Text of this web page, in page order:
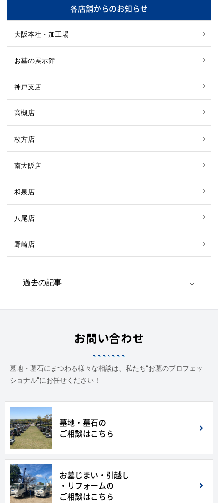
各店舗からのお知らせ
大阪本社・加工場
お墓の展示館
神戸支店
高槻店
枚方店
南大阪店
和泉店
八尾店
野崎店
お問い合わせ
墓地・墓石にまつわる様々な相談は、私たち“お墓のプロフェッ
ショナル”にお任せください！
墓地・墓石の
ご相談はこちら
お墓じまい・引越し
・リフォームの
ご相談はこちら